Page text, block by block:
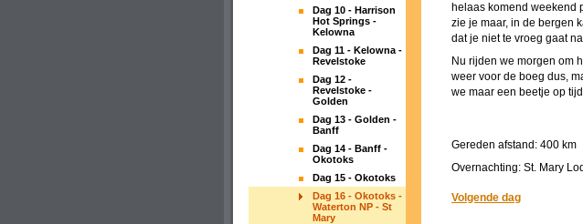
helaas komend weekend
zie je maar, in de bergen
dat je niet te vroeg gaat
Nu rijden we morgen om
weer voor de boeg dus,
we maar een beetje op
Gereden afstand: 400 km
Overnachting: St. Mary
Volgende dag
Dag 10 - Harrison
Hot Springs -
Kelowna
Dag 11 - Kelowna -
Revelstoke
Dag 12 -
Revelstoke -
Golden
Dag 13 - Golden -
Banff
Dag 14 - Banff -
Okotoks
Dag 15 - Okotoks
Dag 16 - Okotoks -
Waterton NP - St
Mary